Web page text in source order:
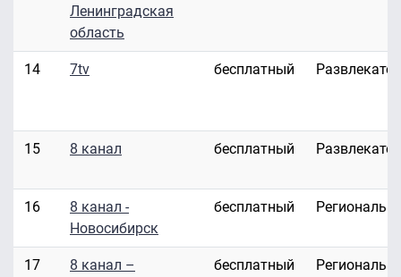
Ленинградская
область
14 7tv бесплатный
15 8 канал бесплатный
16
8 канал -
Новосибирск
бесплатный
17
8 канал –
бесплатный